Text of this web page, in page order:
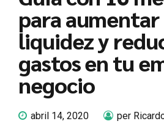
para aumentar
liquidez y
gastos en tu
negocio
abril 14, 2020 per